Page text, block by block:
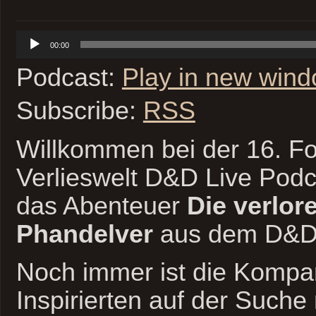
Audio-
Player
00:00
Podcast: Play in new
Subscribe: RSS
Willkommen bei der 16.
Verlieswelt D&D Live
das Abenteuer Die
Phandelveraus dem
Noch immer ist die
Inspirierten auf der Suche